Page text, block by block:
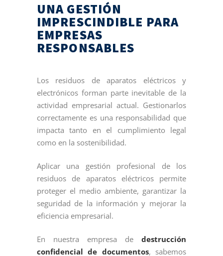
UNA GESTIÓN
IMPRESCINDIBLE PARA
EMPRESAS
RESPONSABLES
Los residuos de aparatos eléctricos y
electrónicos forman parte inevitable de la
actividad empresarial actual. Gestionarlos
correctamente es una responsabilidad que
impacta tanto en el cumplimiento legal
como en la sostenibilidad.
Aplicar una gestión profesional de los
residuos de aparatos eléctricos permite
proteger el medio ambiente, garantizar la
seguridad de la información y mejorar la
eficiencia empresarial.
En nuestra empresa de destrucción
confidencial de documentos, sabemos